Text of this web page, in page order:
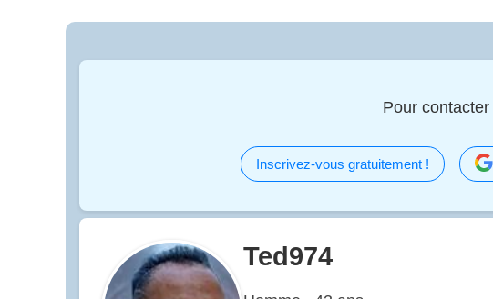
Pour contacter
Inscrivez-vous gratuitement !
Ted974